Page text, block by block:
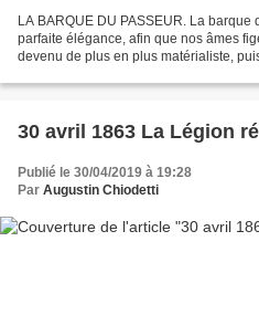
LA BARQUE DU PASSEUR. La barque
parfaite élégance, afin que nos âmes
devenu de plus en plus matérialiste,
30 avril 1863 La Légion
Publié le 30/04/2019 à 19:28
Par Augustin Chiodetti